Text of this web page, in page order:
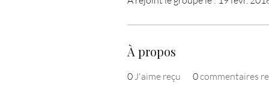
À propos
0J'aime reçu 0commentaires